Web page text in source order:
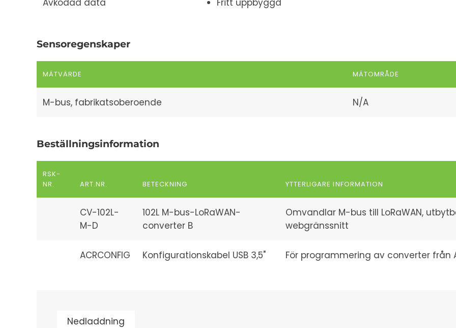
Avkodad data Fritt uppbyggd
Sensoregenskaper
MÄTVÄRDE MÄTOMRÅDE
M-bus, fabrikatsoberoende N/A
Beställningsinformation
RSK-
NR.
ART.NR. BETECKNING YTTERLIGARE INFORMATION
CV-102L-
M-D
102L M-bus-LoRaWAN-
converter B
Omvandlar M-bus till LoRaWAN,
webgränssnitt
ACRCONFIG Konfigurationskabel USB 3,5" För programmering av converter från
Nedladdning